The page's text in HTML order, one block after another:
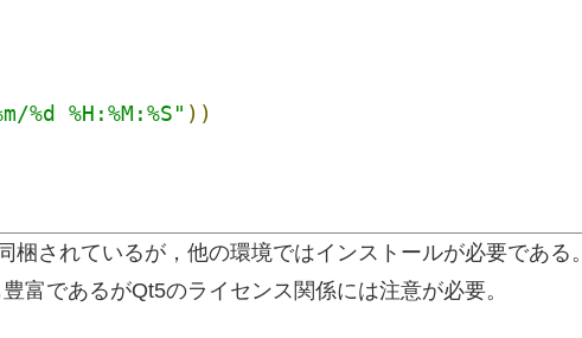
%d %H:%M:%S" ))
されているが，他の環境ではインストールが必要である。
富であるがQt5のライセンス関係には注意が必要。